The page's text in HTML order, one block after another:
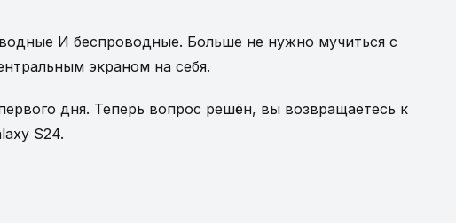
И беспроводные. Больше не нужно мучиться с
экраном на себя.
дня. Теперь вопрос решён, вы возвращаетесь к
S24.